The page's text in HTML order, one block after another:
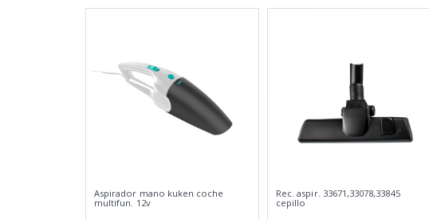
Aspirador mano kuken coche
multifun. 12v
Rec. aspir. 33671,33078,33845
cepillo